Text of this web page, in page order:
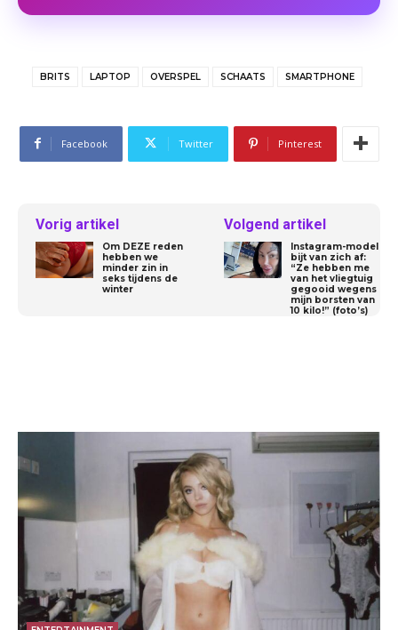
BRITS LAPTOP OVERSPEL SCHAATS SMARTPHONE
Facebook Twitter Pinterest
Vorig artikel
Om DEZE reden
hebben we
minder zin in
seks tijdens de
winter
Volgend artikel
Instagram-model
bijt van zich af:
“Ze hebben me
van het vliegtuig
gegooid wegens
mijn borsten van
10 kilo!” (foto’s)